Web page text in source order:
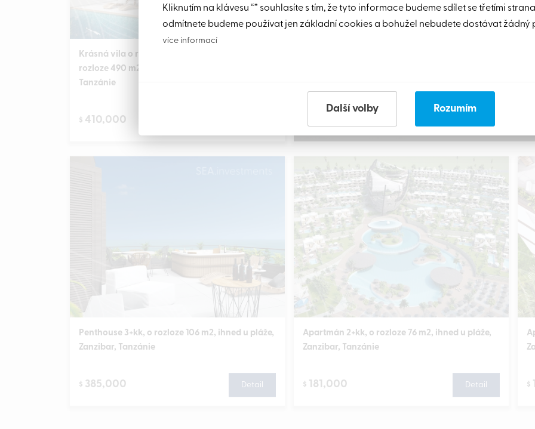
970,000
Krásná vila o rozloze 118.5 m2, na pozemku o
rozloze 490 m2, ihned u pláže, Zanzibar,
Tanzánie
$ 410,000
Penthouse 3+kk, o rozloze 106 m2, ihned u pláže,
Zanzibar, Tanzánie
$ 385,000 Detail
Apartmán 2+kk, o rozloze 76 m2, ihned u pláže,
Zanzibar, Tanzánie
$ 181,000 Detail $
Kliknutím na klávesu “” souhlasíte s tím, že tyto informace budeme sdílet se třetími
odmítnete budeme používat jen základní cookies a bohužel nebudete dostávat žádný
více informací
Další volby Rozumím